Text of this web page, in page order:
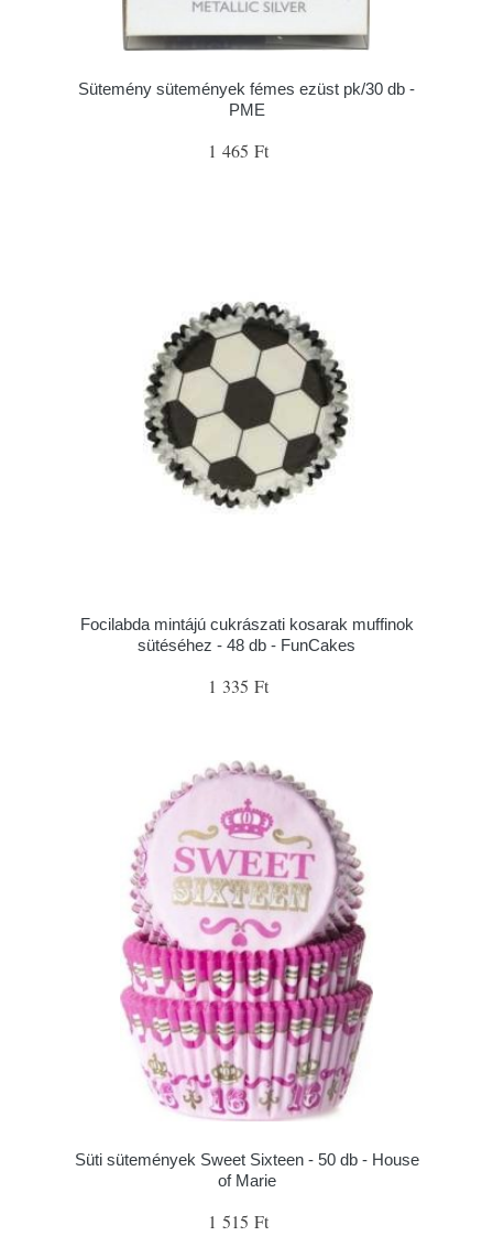
Sütemény sütemények fémes ezüst pk/30 db -
PME
1 465 Ft
Focilabda mintájú cukrászati kosarak muffinok
sütéséhez - 48 db - FunCakes
1 335 Ft
Süti sütemények Sweet Sixteen - 50 db - House
of Marie
1 515 Ft